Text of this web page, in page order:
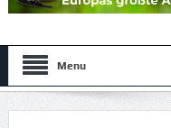
Menu